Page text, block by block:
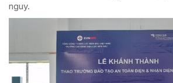
nguy.